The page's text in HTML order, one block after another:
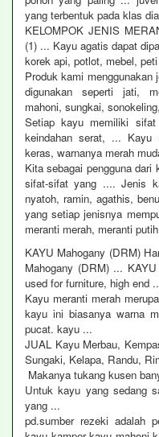
yang terbentuk pada klas
KELOMPOK JENIS
(1) ... Kayu agatis dapat
korek api, potlot, mebel,
Produk kami
digunakan seperti jati,
mahoni, sungkai,
Setiap kayu memiliki
keindahan serat, ... Kayu
keras, warnanya merah
Kita sebagai pengguna
sifat-sifat yang .... Jenis
nyatoh, ramin, agathis,
yang setiap jenisnya
meranti merah, meranti
KAYU Mahogany (DRM)
Mahogany (DRM) ...
used for furniture, high end
Kayu meranti merah
kayu ini biasanya warna
pucat. kayu ...
JUAL Kayu Merbau,
Sungaki, Kelapa, Randu,
Makanya tukang kusen
Untuk kayu yang sedang
yang ...
pd.sumber rezeki adalah